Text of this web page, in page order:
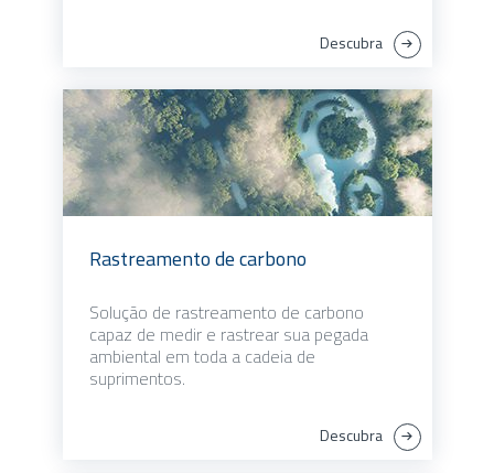
Descubra
Rastreamento de carbono
Solução de rastreamento de carbono
capaz de medir e rastrear sua pegada
ambiental em toda a cadeia de
suprimentos.
Descubra